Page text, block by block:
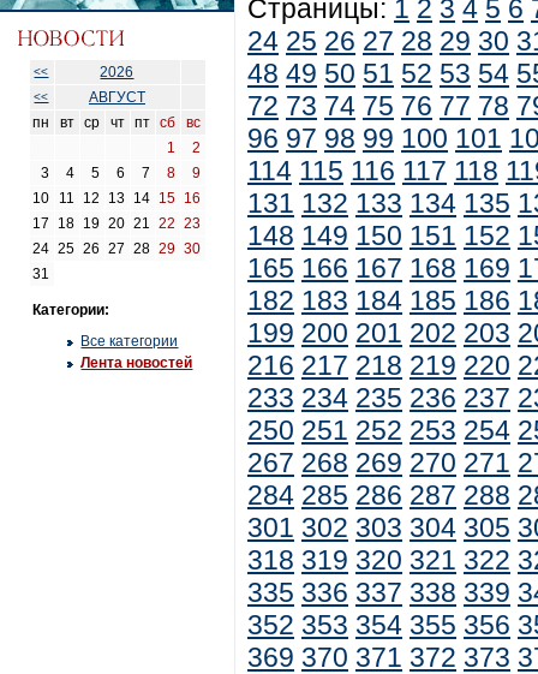
<< 2026
<<
АВГУСТ
пн
вт ср чт пт сб
вс
1
2
3
4 5 6 7 8
9
10
11 12 13 14 15 16
17
18 19 20 21 22
23
24 25 26 27 28 29 30
31
Категории:
Все категории
Лента новостей
Страницы: 1 2 3 4 5 6
24 25 26 27 28 29 30
48 49 50 51 52 53 54
72 73 74 75 76 77 78
96 97 98 99 100 101
114 115 116 117 118
131 132 133 134 135
148 149 150 151 152
165 166 167 168 169
182 183 184 185 186
199 200 201 202 203
216 217 218 219 220
233 234 235 236 237
250 251 252 253 254
267 268 269 270 271
284 285 286 287 288
301 302 303 304 305
318 319 320 321 322
335 336 337 338 339
352 353 354 355 356
369 370 371 372 373